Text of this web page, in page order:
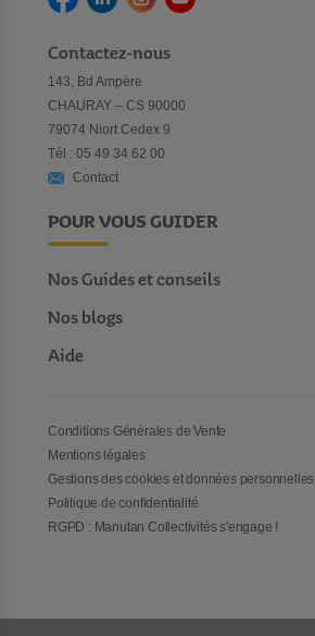
Contactez-nous
143, Bd Ampère
CHAURAY – CS 90000
79074 Niort Cedex 9
Tél : 05 49 34 62 00
Contact
POUR VOUS GUIDER
Nos Guides et conseils
Nos blogs
Aide
Conditions Générales de Vente
Mentions légales
Gestions des cookies et données personnelles
Politique de confidentialité
RGPD : Manutan Collectivités s'engage !